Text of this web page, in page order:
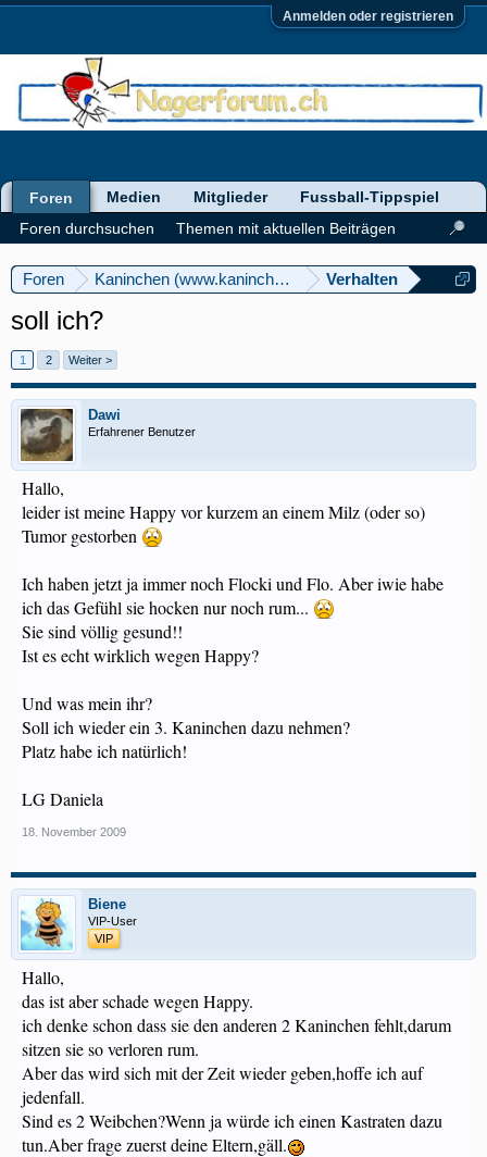
Anmelden oder registrieren
Foren Kaninchen (www.kaninchenforum.ch)Verhalten
soll ich?
1 2 Weiter >
Dawi
Erfahrener Benutzer
Hallo,
leider ist meine Happy vor kurzem an einem Milz (oder so)
Tumor gestorben
Ich haben jetzt ja immer noch Flocki und Flo. Aber iwie habe
ich das Gefühl sie hocken nur noch rum...
Sie sind völlig gesund!!
Ist es echt wirklich wegen Happy?
Und was mein ihr?
Soll ich wieder ein 3. Kaninchen dazu nehmen?
Platz habe ich natürlich!
LG Daniela
18. November 2009
Biene
VIP-User
VIP
Hallo,
das ist aber schade wegen Happy.
ich denke schon dass sie den anderen 2 Kaninchen fehlt,darum
sitzen sie so verloren rum.
Aber das wird sich mit der Zeit wieder geben,hoffe ich auf
jedenfall.
Sind es 2 Weibchen?Wenn ja würde ich einen Kastraten dazu
tun.Aber frage zuerst deine Eltern,gäll.
Foren
Foren durchsuchen
Themen mit aktuellen Beiträgen
Medien Mitglieder Fussball-Tippspiel